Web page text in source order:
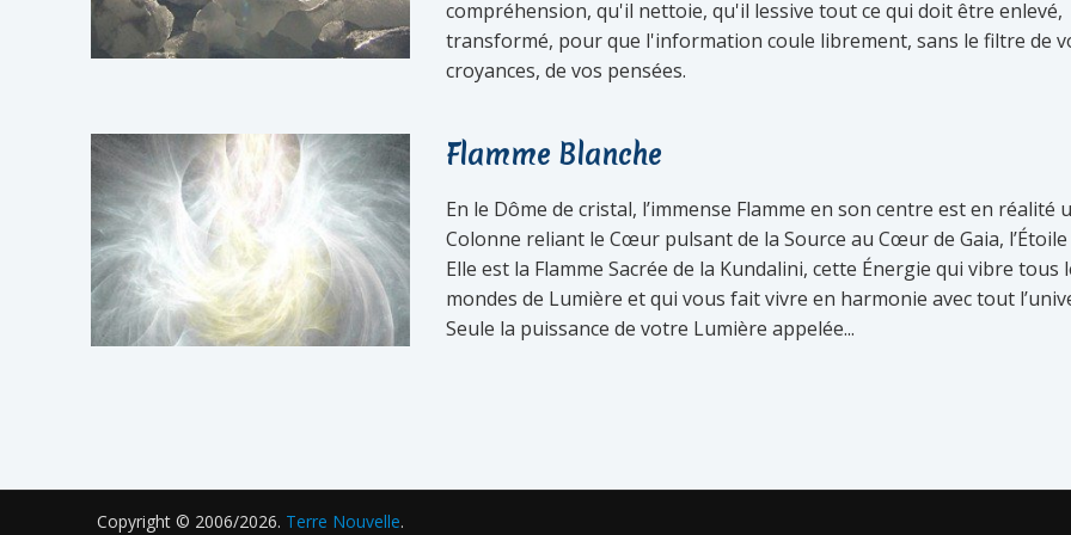
compréhension, qu'il nettoie, qu'il lessive tout ce qui doit être enlevé,
transformé, pour que l'information coule librement, sans le filtre de
croyances, de vos pensées.
Flamme Blanche
En le Dôme de cristal, l’immense Flamme en son centre est en réalité
Colonne reliant le Cœur pulsant de la Source au Cœur de Gaia, l’Étoile
Elle est la Flamme Sacrée de la Kundalini, cette Énergie qui vibre tous
mondes de Lumière et qui vous fait vivre en harmonie avec tout
Seule la puissance de votre Lumière appelée...
Copyright © 2006/2026. Terre Nouvelle.